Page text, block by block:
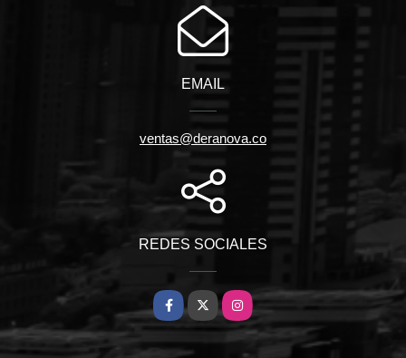
EMAIL
ventas@deranova.co
REDES SOCIALES
Facebook
X Instagram